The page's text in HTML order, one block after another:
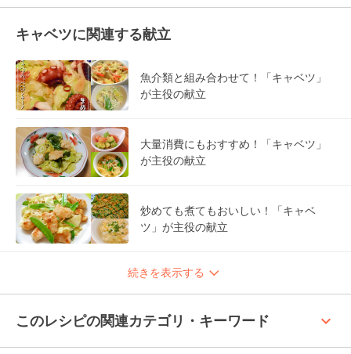
キャベツに関連する献立
魚介類と組み合わせて！「キャベツ」
が主役の献立
大量消費にもおすすめ！「キャベツ」
が主役の献立
炒めても煮てもおいしい！「キャベ
ツ」が主役の献立
続きを表示する
このレシピの関連カテゴリ・キーワード keyboard_arrow_up